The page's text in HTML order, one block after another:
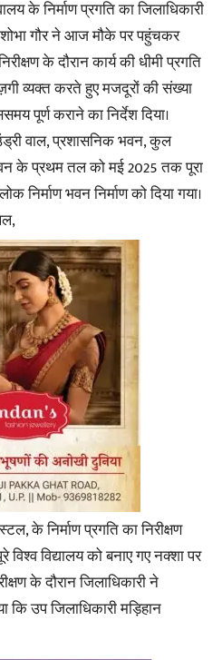
के निर्माण प्रगति का जिलाधिकारी
गौर ने आज मौके पर पहुंचकर
के दौरान कार्य की धीमी प्रगति
व्यक्त करते हुए मजदूरों की संख्या
पूर्ण कराने का निर्देश दिया।
वाल, प्रशासनिक भवन, कुल
के प्रथम तल को मई 2025 तक पूरा
निर्माण भवन निर्माण को दिया गया।
के निर्माण प्रगति का निरीक्षण
विद्यालय को बनाए गए नक्शा पर
के दौरान जिलाधिकारी ने
कि उप जिलाधिकारी मड़िहान